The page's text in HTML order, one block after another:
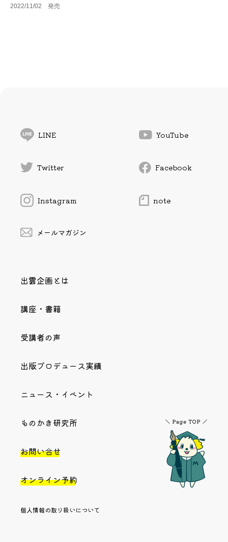
2022/11/02 発売
LINE YouTube
Twitter Facebook
Instagram note
メールマガジン
出雲企画とは
講座・書籍
受講者の声
出版プロデュース実績
ニュース・イベント
ものかき研究所
お問い合せ
オンライン予約
個人情報の取り扱いについて